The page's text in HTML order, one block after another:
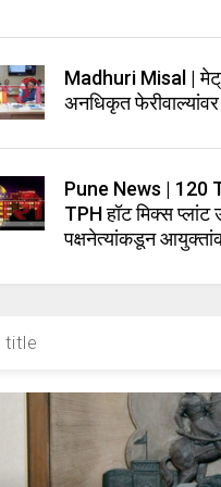
Madhuri Misal |
अनधिकृत
Pune News | 120
TPH हॉट मिक्स प्लांट
पक्षनेत्यांकडून